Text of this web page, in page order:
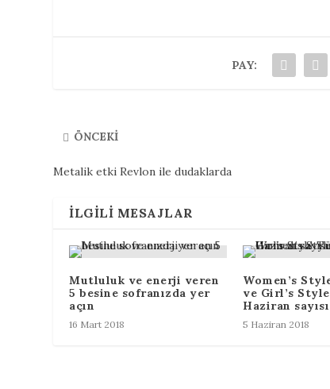
PAY:
ÖNCEKI
Metalik etki Revlon ile dudaklarda
İLGILI MESAJLAR
Mutluluk ve enerji veren
5 besine sofranızda yer
açın
16 Mart 2018
Women’s
ve Girl’s
Haziran
5 Haziran 2018